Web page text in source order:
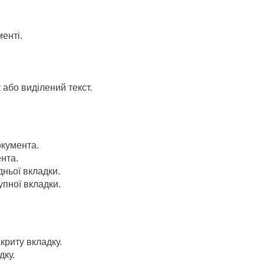
виділений текст.
вкладки.
вкладки.
вкладку.